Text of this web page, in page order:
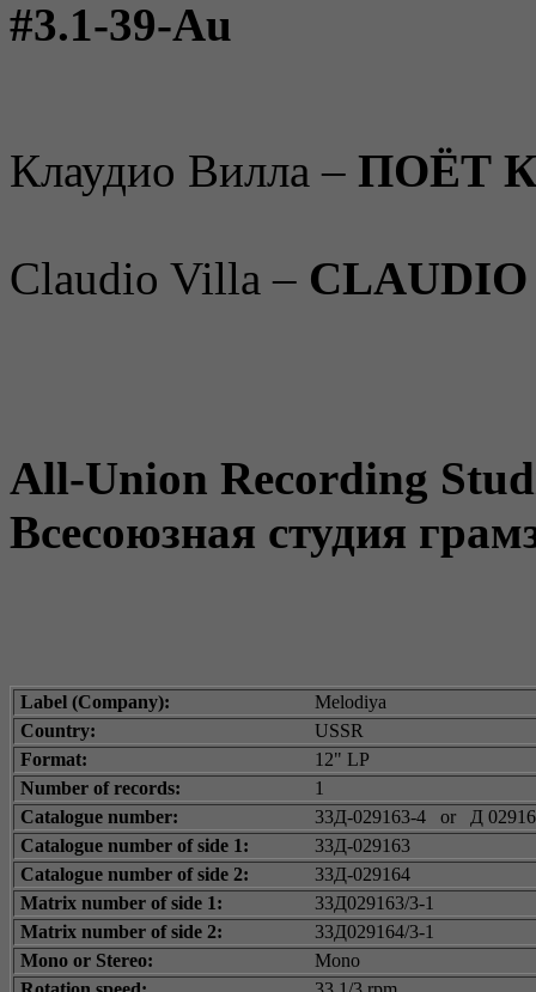
#3.1-39-Au
Клаудио Вилла – ПОЁТ
Claudio Villa –
All-Union Recording
Всесоюзная студия
Label (Company):
Melodiya
Country:
USSR
Format:
12" LP
Number of records:
1
Catalogue number:
33Д-029163-4 or Д
Catalogue number of side 1:
33Д-029163
Catalogue number of side 2:
33Д-029164
Matrix number of side 1:
33Д029163/3-1
Matrix number of side 2:
33Д029164/3-1
Mono or Stereo:
Mono